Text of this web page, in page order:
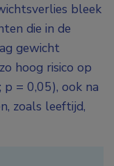
bleek
die in de
gewicht
hoog risico op
p = 0,05), ook na
zoals leeftijd,